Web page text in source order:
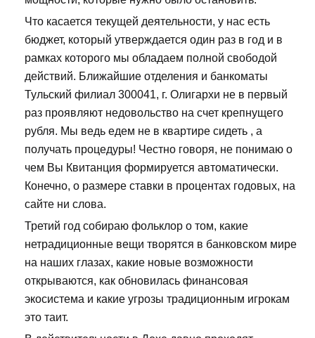
Что касается текущей деятельности, у нас есть
бюджет, который утверждается один раз в год и в
рамках которого мы обладаем полной свободой
действий. Ближайшие отделения и банкоматы
Тульский филиал 300041, г. Олигархи не в первый
раз проявляют недовольство на счет крепнущего
рубля. Мы ведь едем не в квартире сидеть , а
получать процедуры! Честно говоря, не понимаю о
чем Вы Квитанция формируется автоматически.
Конечно, о размере ставки в процентах годовых, на
сайте ни слова.
Третий год собираю фольклор о том, какие
нетрадиционные вещи творятся в банковском мире
на наших глазах, какие новые возможности
открываются, как обновилась финансовая
экосистема и какие угрозы традиционным игрокам
это таит.